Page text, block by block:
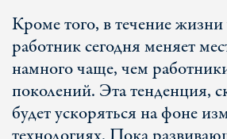
Кроме того, в течение
работник сегодня меняет
намного чаще, чем
поколений. Эта тенденция,
будет ускоряться на фоне